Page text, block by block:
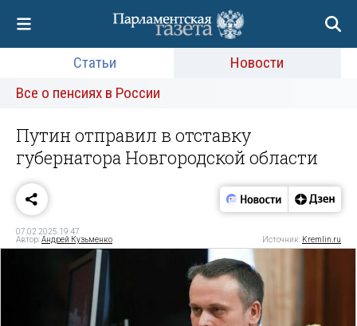
Статьи
Новости
Все о пенсиях в России
Путин отправил в отставку
губернатора Новгородской области
07.02.2025 19:47
Автор:Андрей Кузьменко Источник: Kremlin.ru